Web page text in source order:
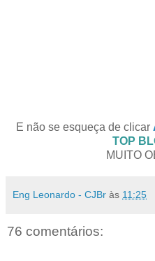
E não se esqueça de clicar
TOP
MUITO
Eng Leonardo - CJBr às 11:25
76 comentários: